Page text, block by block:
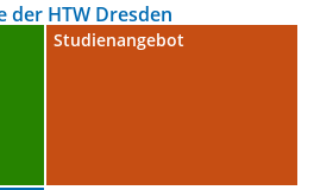
der HTW Dresden
Studienangebot